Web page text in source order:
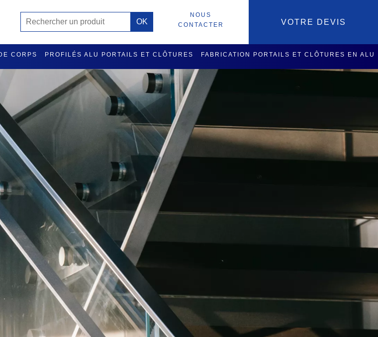
VOTRE DEVIS
NOUS
CONTACTER
CORPS PROFILÉS ALU PORTAILS ET CLÔTURES FABRICATION PORTAILS ET CLÔTURES EN ALU
PORTE GILETS EN ALU ACCESSOIRES SERVICES USINAGE